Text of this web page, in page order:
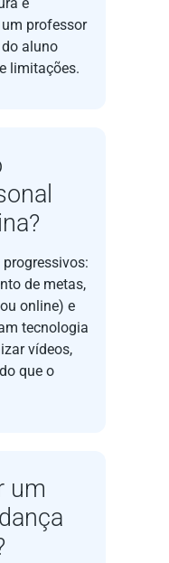
e
professor
aluno
limitações.
de metas,
online) e
tecnologia
vídeos,
que o
um